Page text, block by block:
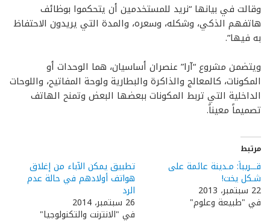
وقالت في بيانها “نريد للمستخدمين أن يتحكموا بوظائف
هاتفهم الذكي، وشكله، وسعره، والمدة التي يريدون الاحتفاظ
به فيها”.
ويتضمن مشروع “آرا” عنصران أساسيان، هما الوحدات أو
المكونات، كالمعالج والذاكرة والبطارية ولوحة المفاتيح، واللوحات
الداخلية التي تربط المكونات ببعضها البعض وتمنح الهاتف
تصميماً معيناً.
مرتبط
قـــريباً: مـدينة عائمة على
شـكل يخت!
22 سبتمبر، 2013
في "طبيعة وعلوم"
تطبيق يمكن الآباء من إغلاق
هواتف أولادهم في حالة عدم
الرد
26 سبتمبر، 2014
في "الانترنت والتكنولوجيا"